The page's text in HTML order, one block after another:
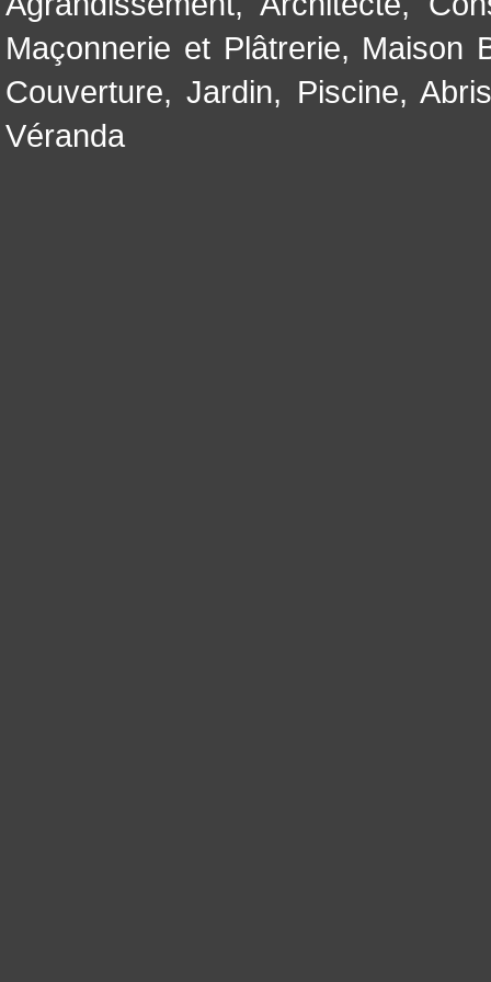
Maçonnerie et Plâtrerie, Maison
Couverture,Jardin, Piscine,
Véranda